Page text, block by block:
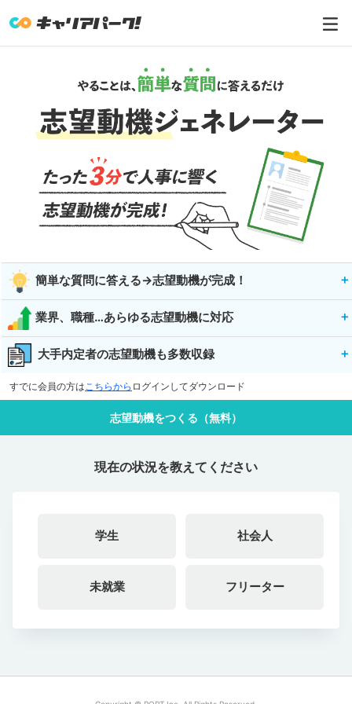
簡単な質問に答える→志望動機が完成！
業界、職種…あらゆる志望動機に対応
大手内定者の志望動機も多数収録
すでに会員の方は こちらから ログインしてダウンロード
志望動機をつくる（無料）
現在の状況を教えてください
学生 社会人
未就業 フリーター